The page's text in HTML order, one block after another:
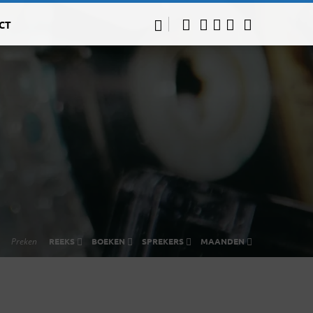
Preken REEKS BOEKEN SPREKERS MAANDEN